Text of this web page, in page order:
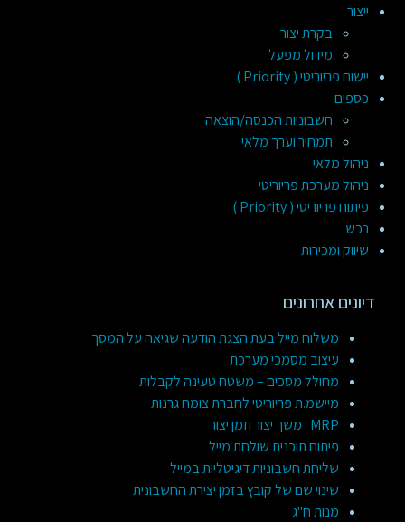
ייצור
בקרת יצור
מידול מפעל
יישום פריוריטי ( Priority )
כספים
חשבוניות הכנסה/הוצאה
תמחיר וערך מלאי
ניהול מלאי
ניהול מערכת פריוריטי
פיתוח פריוריטי ( Priority )
רכש
שיווק ומכירות
דיונים אחרונים
משלוח מייל בעת הצגת הודעה שגיאה על המסך
עיצוב מסמכי מערכת
מחולל מסכים – משטח טעינה לקבלות
מיישמ.ת פריוריטי לחברת צומח גרנות
MRP : משך יצור וזמן יצור
פיתוח תוכנית שולחת מייל
שליחת חשבוניות דיגיטליות במייל
שינוי שם של קובץ בזמן יצירת החשבונית
מנות ח"ג